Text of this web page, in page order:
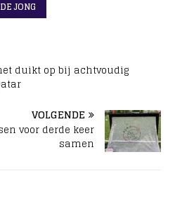
JONG
duikt op bij achtvoudig
VOLGENDE
voor derde keer
samen